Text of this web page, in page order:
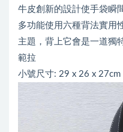
牛皮創新的設計使手袋瞬
多功能使用六種背法實用
主題，背上它會是一道獨
範拉
小號尺寸: 29 x 26 x 27cm